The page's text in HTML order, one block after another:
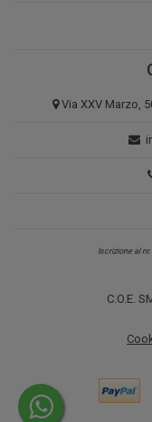
Via XXV Marzo,
Iscrizione al
C.O.E.